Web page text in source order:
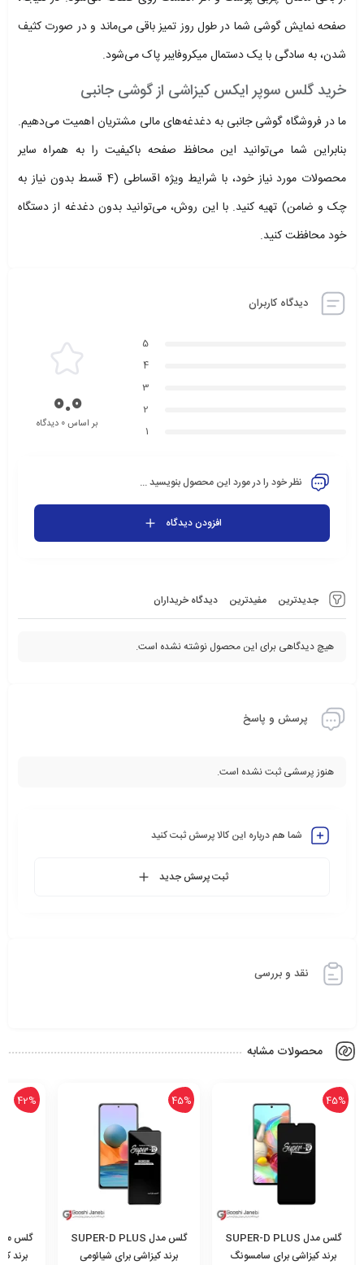
صفحه نمایش گوشی شما در طول روز تمیز باقی می‌ماند و در صورت کثیف
شدن، به سادگی با یک دستمال میکروفایبر پاک می‌شود.
خرید گلس سوپر ایکس کیزاشی از گوشی جانبی
ما در فروشگاه گوشی جانبی به دغدغه‌های مالی مشتریان اهمیت می‌دهیم.
بنابراین شما می‌توانید این محافظ صفحه باکیفیت را به همراه سایر
محصولات مورد نیاز خود، با شرایط ویژه اقساطی (4 قسط بدون نیاز به
چک و ضامن) تهیه کنید. با این روش، می‌توانید بدون دغدغه از دستگاه
خود محافظت کنید.
دیدگاه کاربران
جدیدترین مفیدترین دیدگاه خریداران
هیچ دیدگاهی برای این محصول نوشته نشده است.
5
4
3
2
1
0.0بر اساس 0 دیدگاه
نظر خود را در مورد این محصول بنویسید ...
افزودن دیدگاه
پرسش و پاسخ
هنوز پرسشی ثبت نشده است.
شما هم درباره این کالا پرسش ثبت کنید
ثبت پرسش جدید
نقد و بررسی
محصولات مشابه
گلس مدل SUPER-D PLUS
برند کیزاشی برای شیائومی
گلس مدل SUPER-D PLUS
برند کیزاشی برای سامسونگ